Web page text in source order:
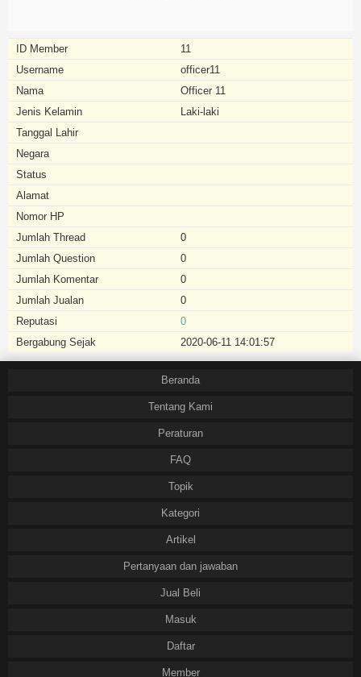
ID Member
11
Username
officer11
Nama
Officer 11
Jenis Kelamin
Laki-laki
Tanggal Lahir
Negara
Status
Alamat
Nomor HP
Jumlah Thread
0
Jumlah Question
0
Jumlah Komentar
0
Jumlah Jualan
0
Reputasi
0
Bergabung Sejak
2020-06-11 14:01:57
Beranda
Tentang Kami
Peraturan
FAQ
Topik
Kategori
Artikel
Pertanyaan dan jawaban
Jual Beli
Masuk
Daftar
Member